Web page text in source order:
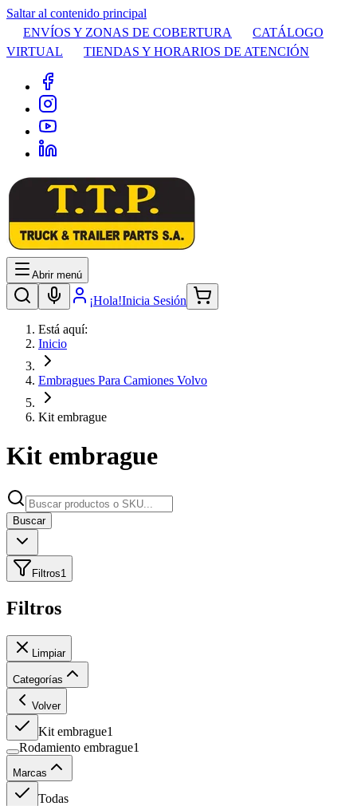
Saltar al contenido principal
ENVÍOS Y ZONAS DE COBERTURA
CATÁLOGO
VIRTUAL
TIENDAS Y HORARIOS DE ATENCIÓN
Abrir menú
¡Hola!Inicia Sesión
Está aquí:
Inicio
Embragues Para Camiones Volvo
Kit embrague
Kit embrague
Buscar
Filtros1
Filtros
Limpiar
Categorías
Volver
Kit embrague1
Rodamiento embrague1
Marcas
Todas